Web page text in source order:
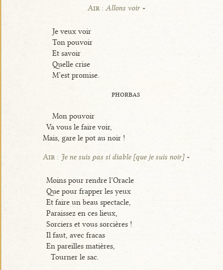
Air : Allons voir
Je veux voir
Ton pouvoir
Et savoir
Quelle crise
M’est promise.
phorbas
Mon pouvoir
Va vous le faire voir,
Mais, gare le pot au noir !
Air : Je ne suis pas si diable [que je suis noir]
Moins pour rendre l’Oracle
Que pour frapper les yeux
Et faire un beau spectacle,
Paraissez en ces lieux,
Sorciers et vous sorcières !
Il faut, avec fracas
En pareilles matières,
Tourner le sac.